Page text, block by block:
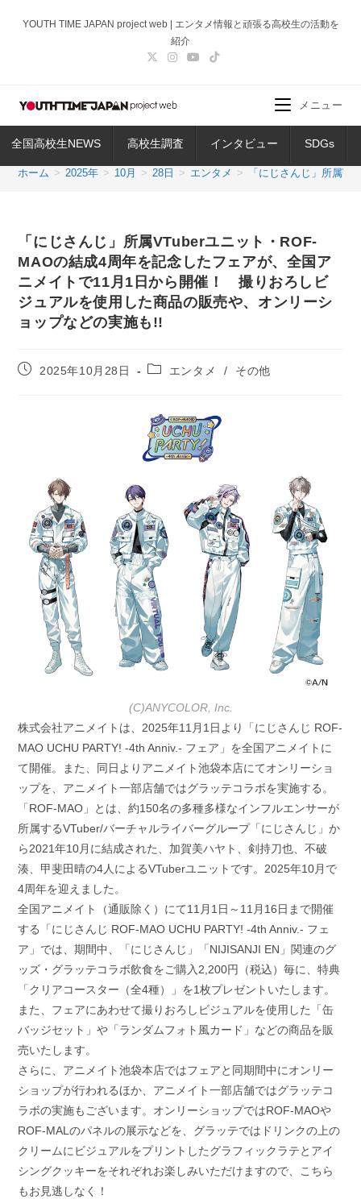
ス
ッ
YOUTH TIME JAPAN project web | エンタメ情報と頑張る高校生の活動を
紹介
全国高校生NEWS 高校生調査 インタビュー SDGs
メニュー
ホーム > 2025年 > 10月 > 28日 > エンタメ > 「にじさんじ」所属
「にじさんじ」所属VTuberユニット・ROF-
MAOの結成4周年を記念したフェアが、全国ア
ニメイトで11月1日から開催！ 撮りおろしビ
ジュアルを使用した商品の販売や、オンリーシ
ョップなどの実施も!!
投
2025年10月28日
投
テ
ゴ
リ
ー:
エンタメ / その他
(C)ANYCOLOR, Inc.
株式会社アニメイトは、2025年11月1日より「にじさんじ ROF-
MAO UCHU PARTY! -4th Anniv.- フェア」を全国アニメイトに
て開催。また、同日よりアニメイト池袋本店にてオンリーショ
ップを、アニメイト一部店舗ではグラッテコラボを実施する。
「ROF-MAO」とは、約150名の多種多様なインフルエンサーが
所属するVTuber/バーチャルライバーグループ「にじさんじ」か
ら2021年10月に結成された、加賀美ハヤト、剣持刀也、不破
湊、甲斐田晴の4人によるVTuberユニットです。2025年10月で
4周年を迎えました。
全国アニメイト（通販除く）にて11月1日～11月16日まで開催
する「にじさんじ ROF-MAO UCHU PARTY! -4th Anniv.- フェ
ア」では、期間中、「にじさんじ」「NIJISANJI EN」関連のグ
ッズ・グラッテコラボ飲食をご購入2,200円（税込）毎に、特典
「クリアコースター（全4種）」を1枚プレゼントいたします。
また、フェアにあわせて撮りおろしビジュアルを使用した「缶
バッジセット」や「ランダムフォト風カード」などの商品を販
売いたします。
さらに、アニメイト池袋本店ではフェアと同期間中にオンリー
ショップが行われるほか、アニメイト一部店舗ではグラッテコ
ラボの実施もございます。オンリーショップではROF-MAOや
ROF-MALのパネルの展示などを、グラッテではドリンクの上の
クリームにビジュアルをプリントしたグラフィックラテとアイ
シングクッキーをそれぞれお楽しみいただけますので、こちら
もお見逃しなく！